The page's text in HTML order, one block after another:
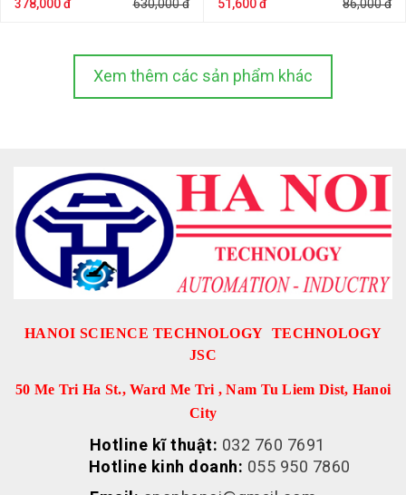
378,000 đ 630,000 đ 51,600 đ 86,000 đ
Xem thêm các sản phẩm khác
HANOI SCIENCE TECHNOLOGY TECHNOLOGY
JSC
50 Me Tri Ha St., Ward Me Tri , Nam Tu Liem Dist, Hanoi
City
Hotline kĩ thuật: 032 760 7691
Hotline kinh doanh: 055 950 7860